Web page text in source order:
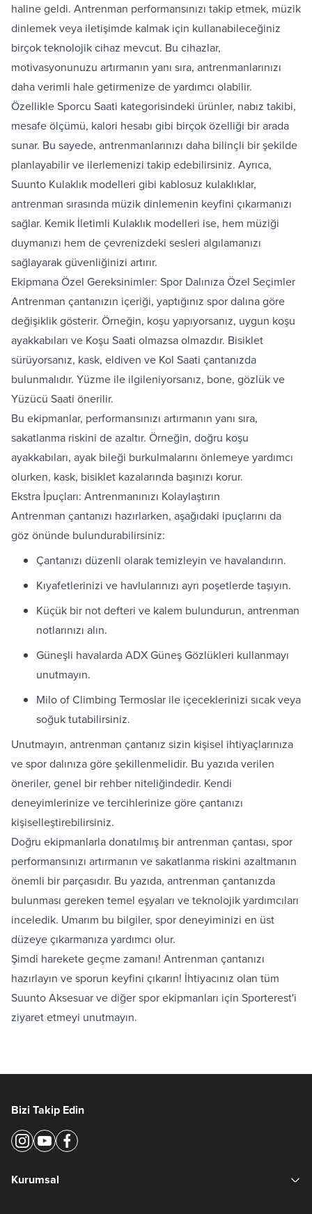
haline geldi. Antrenman performansınızı takip etmek, müzik
dinlemek veya iletişimde kalmak için kullanabileceğiniz
birçok teknolojik cihaz mevcut. Bu cihazlar,
motivasyonunuzu artırmanın yanı sıra, antrenmanlarınızı
daha verimli hale getirmenize de yardımcı olabilir.
ÖzellikleSporcu Saati kategorisindeki ürünler, nabız takibi,
mesafe ölçümü, kalori hesabı gibi birçok özelliği bir arada
sunar. Bu sayede, antrenmanlarınızı daha bilinçli bir şekilde
planlayabilir ve ilerlemenizi takip edebilirsiniz. Ayrıca,
Suunto Kulaklık modelleri gibi kablosuz kulaklıklar,
antrenman sırasında müzik dinlemenin keyfini çıkarmanızı
sağlar. Kemik İletimli Kulaklık modelleri ise, hem müziği
duymanızı hem de çevrenizdeki sesleri algılamanızı
sağlayarak güvenliğinizi artırır.
Ekipmana Özel Gereksinimler: Spor Dalınıza Özel Seçimler
Antrenman çantanızın içeriği, yaptığınız spor dalına göre
değişiklik gösterir. Örneğin, koşu yapıyorsanız, uygun koşu
ayakkabıları ve Koşu Saati olmazsa olmazdır. Bisiklet
sürüyorsanız, kask, eldiven ve Kol Saati çantanızda
bulunmalıdır. Yüzme ile ilgileniyorsanız, bone, gözlük ve
Yüzücü Saati önerilir.
Bu ekipmanlar, performansınızı artırmanın yanı sıra,
sakatlanma riskini de azaltır. Örneğin, doğru koşu
ayakkabıları, ayak bileği burkulmalarını önlemeye yardımcı
olurken, kask, bisiklet kazalarında başınızı korur.
Ekstra İpuçları: Antrenmanınızı Kolaylaştırın
Antrenman çantanızı hazırlarken, aşağıdaki ipuçlarını da
göz önünde bulundurabilirsiniz:
Çantanızı düzenli olarak temizleyin ve havalandırın.
Kıyafetlerinizi ve havlularınızı ayrı poşetlerde taşıyın.
Küçük bir not defteri ve kalem bulundurun, antrenman
notlarınızı alın.
Güneşli havalardaADX Güneş Gözlükleri kullanmayı
unutmayın.
Milo of Climbing Termoslar ile içeceklerinizi sıcak veya
soğuk tutabilirsiniz.
Unutmayın, antrenman çantanız sizin kişisel ihtiyaçlarınıza
ve spor dalınıza göre şekillenmelidir. Bu yazıda verilen
öneriler, genel bir rehber niteliğindedir. Kendi
deneyimlerinize ve tercihlerinize göre çantanızı
kişiselleştirebilirsiniz.
Doğru ekipmanlarla donatılmış bir antrenman çantası, spor
performansınızı artırmanın ve sakatlanma riskini azaltmanın
önemli bir parçasıdır. Bu yazıda, antrenman çantanızda
bulunması gereken temel eşyaları ve teknolojik yardımcıları
inceledik. Umarım bu bilgiler, spor deneyiminizi en üst
düzeye çıkarmanıza yardımcı olur.
Şimdi harekete geçme zamanı! Antrenman çantanızı
hazırlayın ve sporun keyfini çıkarın! İhtiyacınız olan tüm
Suunto Aksesuarve diğer spor ekipmanları için Sporterest'i
ziyaret etmeyi unutmayın.
Bizi Takip Edin
Kurumsal